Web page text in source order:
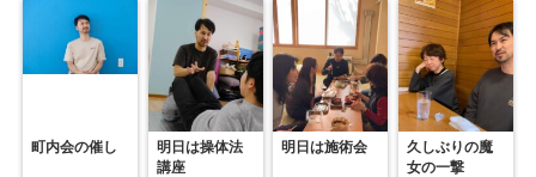
町内会の催し
明日は操体法
講座
明日は施術会
久しぶりの魔
女の一撃